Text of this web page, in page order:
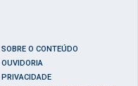
SOBRE O CONTEÚDO
OUVIDORIA
PRIVACIDADE